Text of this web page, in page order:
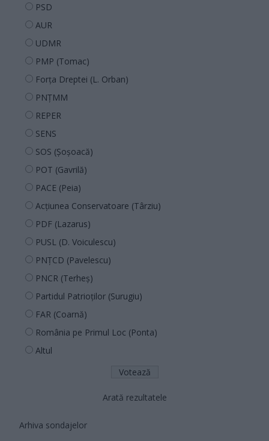
PSD
AUR
UDMR
PMP (Tomac)
Forța Dreptei (L. Orban)
PNȚMM
REPER
SENS
SOS (Șoșoacă)
POT (Gavrilă)
PACE (Peia)
Acțiunea Conservatoare (Târziu)
PDF (Lazarus)
PUSL (D. Voiculescu)
PNȚCD (Pavelescu)
PNCR (Terheș)
Partidul Patrioților (Surugiu)
FAR (Coarnă)
România pe Primul Loc (Ponta)
Altul
Arată rezultatele
Arhiva sondajelor